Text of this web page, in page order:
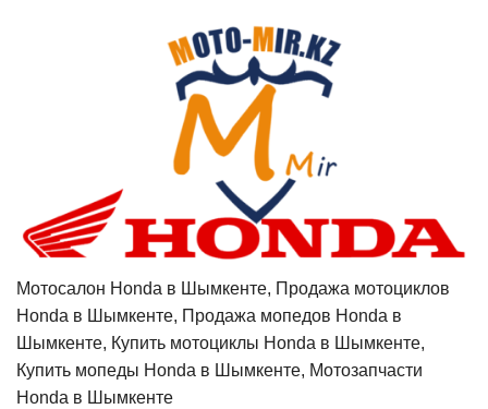
Мотосалон Honda в Шымкенте, Продажа мотоциклов
Honda в Шымкенте, Продажа мопедов Honda в
Шымкенте, Купить мотоциклы Honda в Шымкенте,
Купить мопеды Honda в Шымкенте, Мотозапчасти
Honda в Шымкенте